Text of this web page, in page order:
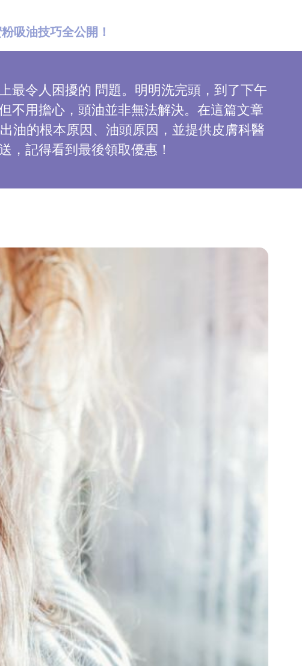
吸油技巧全公開！
最令人困擾的 問題。明明洗完頭，到了下午
不用擔心，頭油並非無法解決。在這篇文章
油的根本原因、油頭原因，並提供皮膚科醫
，記得看到最後領取優惠！